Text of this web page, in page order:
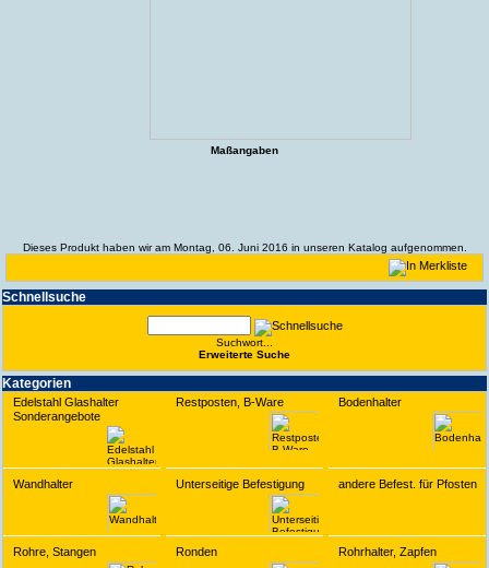
Schnell­suche
Suchwort...
Erwei­terte Suche
Kate­gorien
Edelstahl Glashalter
Sonderangebote
Restposten, B-Ware Bodenhalter
Wandhalter Unterseitige Befestigung andere Befest. für Pfosten
Rohre, Stangen Ronden Rohrhalter, Zapfen
Maßangaben
Dieses Produkt haben wir am Montag, 06. Juni 2016 in unseren Katalog aufgenommen.